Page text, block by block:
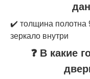
✔️ толщина полотна
зеркало внутри
❓ В какие